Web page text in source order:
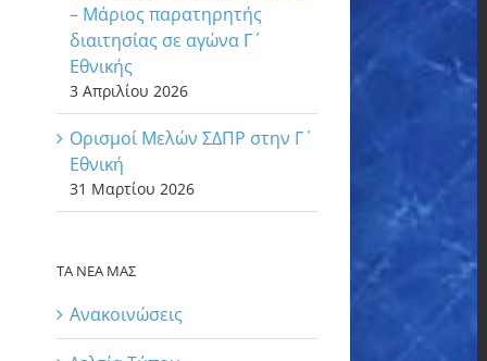
– Μάριος παρατηρητής
διαιτησίας σε αγώνα Γ΄
Εθνικής
3 Απριλίου 2026
Ορισμοί Μελών ΣΔΠΡ στην Γ΄
Εθνική
31 Μαρτίου 2026
ΤΑ ΝΕΑ ΜΑΣ
Ανακοινώσεις